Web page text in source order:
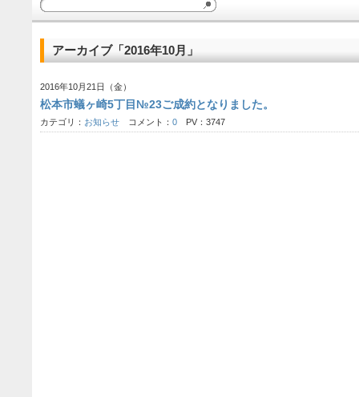
アーカイブ「2016年10月」
2016年10月21日（金）
松本市蟻ヶ崎5丁目№23ご成約となりました。
カテゴリ： お知らせ コメント： 0 PV：3747